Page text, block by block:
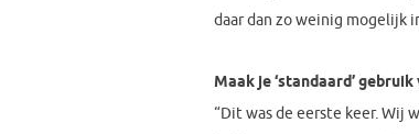
daar dan zo weinig mogelijk
Maak je ‘standaard’
“Dit was de eerste keer. Wij